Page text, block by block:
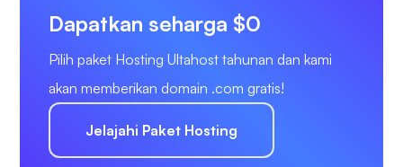
Dapatkan seharga $0
Pilih paket Hosting Ultahost tahunan dan kami
akan memberikan domain .com gratis!
Jelajahi Paket Hosting